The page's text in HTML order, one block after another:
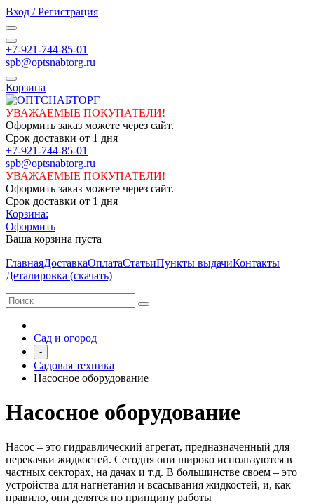
Вход / Регистрация
+7-921-744-85-01
spb@optsnabtorg.ru
Корзина
УВАЖАЕМЫЕ ПОКУПАТЕЛИ!
Оформить заказ можете через сайт.
Срок доставки от 1 дня
+7-921-744-85-01
spb@optsnabtorg.ru
УВАЖАЕМЫЕ ПОКУПАТЕЛИ!
Оформить заказ можете через сайт.
Срок доставки от 1 дня
Корзина:
Оформить
Ваша корзина пуста
ГлавнаяДоставкаОплатаСтатьиПункты выдачиКонтакты
Деталировка (скачать)
Сад и огород
-
Садовая техника
Насосное оборудование
Насосное оборудование
Насос – это гидравлический агрегат, предназначенный для
перекачки жидкостей. Сегодня они широко используются в
частных секторах, на дачах и т.д. В большинстве своем – это
устройства для нагнетания и всасывания жидкостей, и, как
правило, они делятся по принципу работы